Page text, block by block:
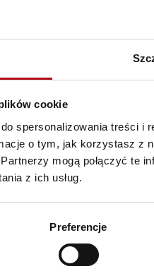
cookie
spersonalizowania treści i
o tym, jak korzystasz z
mogą połączyć te
z ich usług.
Preferencje
Nie można